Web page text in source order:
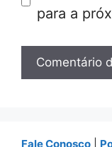
para a
Fale Conosco